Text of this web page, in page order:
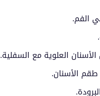
الفم.
العلوية مع السفلية.
الأسنان.